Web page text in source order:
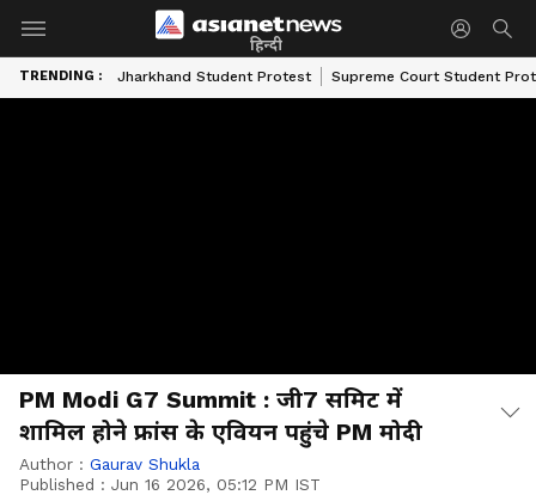
हिन्दी
TRENDING : Jharkhand Student Protest Supreme Court Student
PM Modi G7 Summit : जी7 समिट में
शामिल होने फ्रांस के एवियन पहुंचे PM मोदी
Author : Gaurav Shukla
Published : Jun 16 2026, 05:12 PM IST